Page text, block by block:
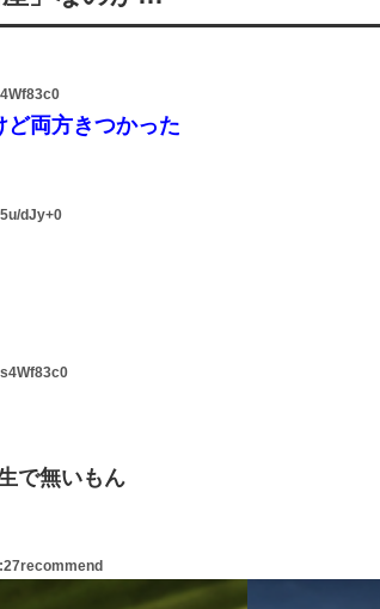
ど両方きつかった
dJy+0
で無いもん
recommend